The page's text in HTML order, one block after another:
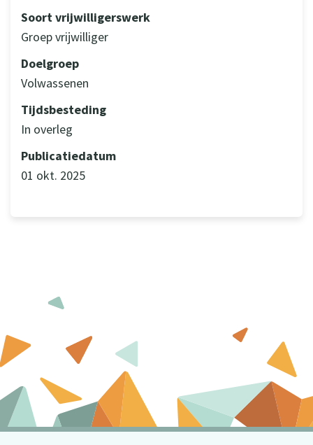
Soort vrijwilligerswerk
Groep vrijwilliger
Doelgroep
Volwassenen
Tijdsbesteding
In overleg
Publicatiedatum
01 okt. 2025